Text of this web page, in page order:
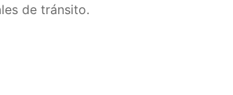
de tránsito.